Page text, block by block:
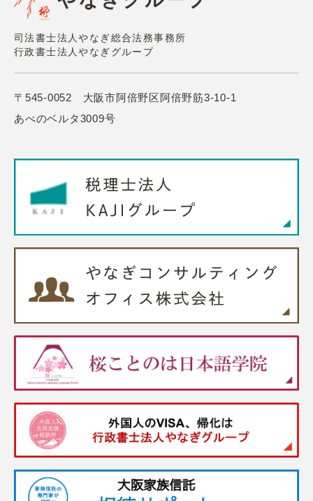
司法書士法人やなぎ総合法務事務所
行政書士法人やなぎグループ
〒545-0052 大阪市阿倍野区阿倍野筋3-10-1
あべのベルタ3009号